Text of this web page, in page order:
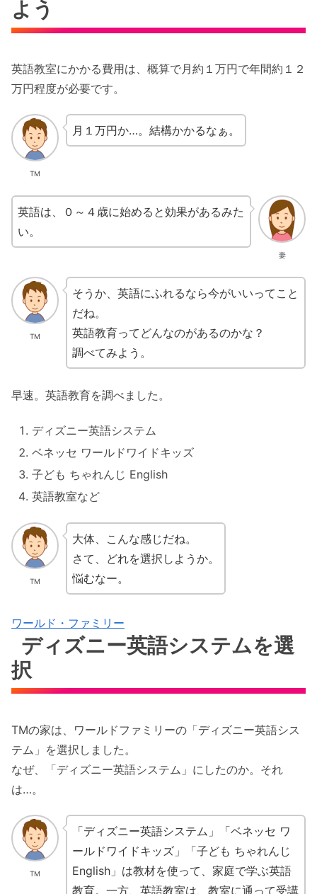
よう
英語教室にかかる費用は、概算で月約１万円で年間約１２
万円程度が必要です。
TM
月１万円か…。結構かかるなぁ。
妻
英語は、０～４歳に始めると効果があるみた
い。
TM
そうか、英語にふれるなら今がいいってこと
だね。
英語教育ってどんなのがあるのかな？
調べてみよう。
早速。英語教育を調べました。
ディズニー英語システム
ベネッセ ワールドワイドキッズ
子ども ちゃれんじ English
英語教室など
TM
大体、こんな感じだね。
さて、どれを選択しようか。
悩むなー。
ワールド・ファミリー
ディズニー英語システムを選
択
TMの家は、ワールドファミリーの「ディズニー英語シス
テム」を選択しました。
なぜ、「ディズニー英語システム」にしたのか。それ
は…。
TM
「ディズニー英語システム」「ベネッセ ワ
ールドワイドキッズ」「子ども ちゃれんじ
English」は教材を使って、家庭で学ぶ英語
教育。一方、英語教室は、教室に通って受講